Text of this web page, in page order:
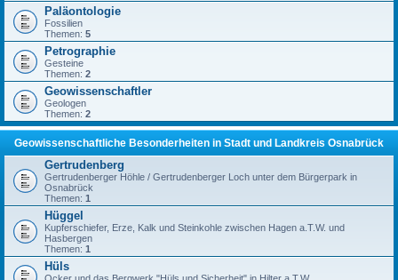
Paläontologie
Fossilien
Themen: 5
Petrographie
Gesteine
Themen: 2
Geowissenschaftler
Geologen
Themen: 2
Geowissenschaftliche Besonderheiten in Stadt und Landkreis Osnabrück
Gertrudenberg
Gertrudenberger Höhle / Gertrudenberger Loch unter dem Bürgerpark in
Osnabrück
Themen: 1
Hüggel
Kupferschiefer, Erze, Kalk und Steinkohle zwischen Hagen a.T.W. und
Hasbergen
Themen: 1
Hüls